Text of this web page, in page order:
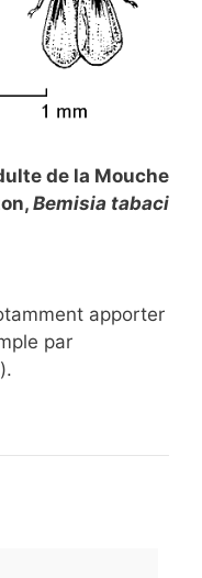
de la Mouche
Bemisia tabaci
apporter
par